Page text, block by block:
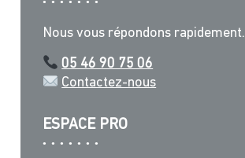
Nous vous répondons rapidement.
05 46 90 75 06
Contactez-nous
ESPACE PRO